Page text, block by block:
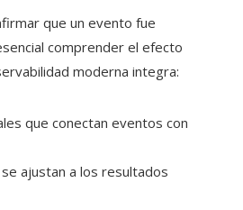
que un evento fue
comprender el efecto
moderna integra:
que conectan eventos con
ajustan a los resultados